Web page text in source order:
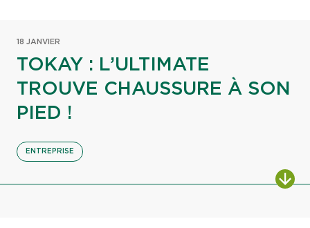
18 JANVIER
TOKAY : L’ULTIMATE
TROUVE CHAUSSURE À SON
PIED !
ENTREPRISE